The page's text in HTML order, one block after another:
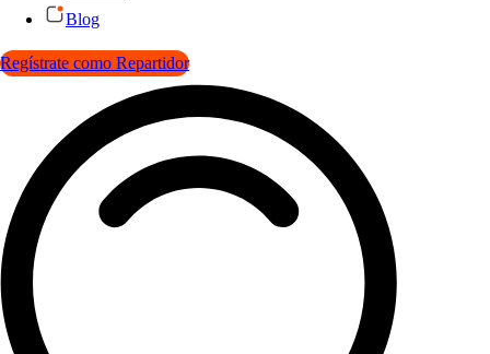
Blog
Regístrate como Repartidor